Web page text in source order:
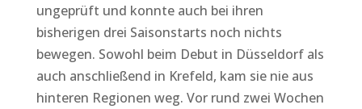
ungeprüft und konnte auch bei ihren
bisherigen drei Saisonstarts noch nichts
bewegen. Sowohl beim Debut in Düsseldorf als
auch anschließend in Krefeld, kam sie nie aus
hinteren Regionen weg. Vor rund zwei Wochen